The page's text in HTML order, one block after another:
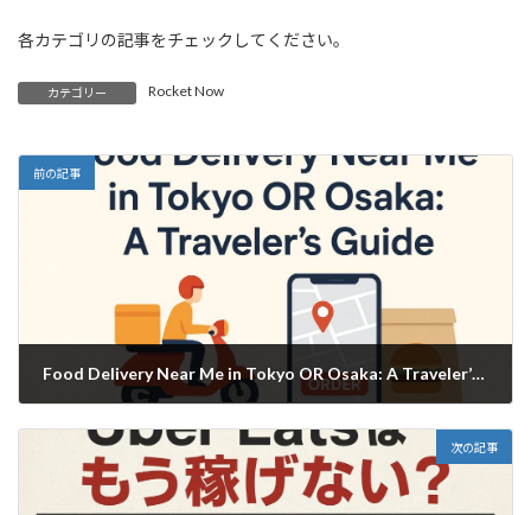
各カテゴリの記事をチェックしてください。
カテゴリー Rocket Now
前の記事
Food Delivery Near Me in Tokyo OR Osaka: A Traveler’s Guide
次の記事